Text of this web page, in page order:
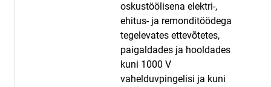
oskustöölisena elektri-,
ehitus- ja remonditöödega
tegelevates ettevõtetes,
paigaldades ja hooldades
kuni 1000 V
vahelduvpingelisi ja kuni